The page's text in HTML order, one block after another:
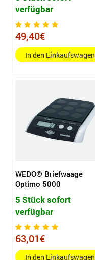
verfügbar
49,40€
In den Einkaufswagen
WEDO® Briefwaage
Optimo 5000
5 Stück sofort
verfügbar
63,01€
In den Einkaufswagen